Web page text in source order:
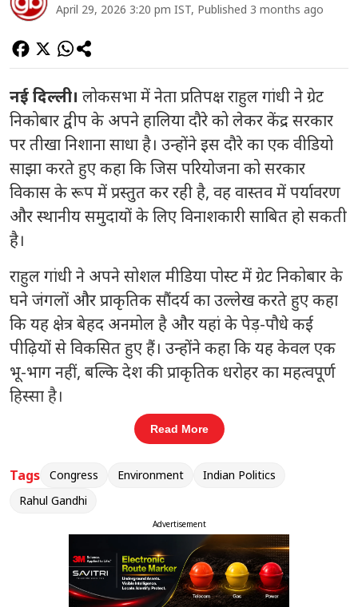
April 29, 2026 3:20 pm IST, Published 3 months ago
नई दिल्ली। लोकसभा में नेता प्रतिपक्षराहुल गांधीने ग्रेट
निकोबार द्वीप के अपने हालिया दौरे को लेकर केंद्र सरकार
पर तीखा निशाना साधा है। उन्होंने इस दौरे का एक वीडियो
साझा करते हुए कहा कि जिस परियोजना को सरकार
विकास के रूप में प्रस्तुत कर रही है, वह वास्तव में पर्यावरण
और स्थानीय समुदायों के लिए विनाशकारी साबित हो सकती
है।
राहुल गांधीने अपने सोशल मीडिया पोस्ट में ग्रेट निकोबार के
घने जंगलों और प्राकृतिक सौंदर्य का उल्लेख करते हुए कहा
कि यह क्षेत्र बेहद अनमोल है और यहां के पेड़-पौधे कई
पीढ़ियों से विकसित हुए हैं। उन्होंने कहा कि यह केवल एक
भू-भाग नहीं, बल्कि देश की प्राकृतिक धरोहर का महत्वपूर्ण
हिस्सा है।
संसद में आज एफसीआरए संशोधन विधेयक
उन्होंने आरोप लगाया कि प्रस्तावित विकास परियोजना के
Read More
Tags Congress Environment
Indian Politics
Rahul Gandhi
Advertisement